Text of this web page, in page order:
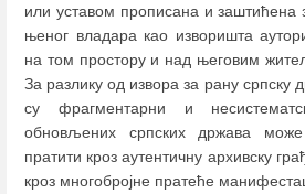
или уставом прописана и
њеног владара као изворишта
на том простору и над његовим
За разлику од извора за рану српску
су фрагментарни и
обновљених српских држава
пратити кроз аутентичну архивску
кроз многобројне пратеће